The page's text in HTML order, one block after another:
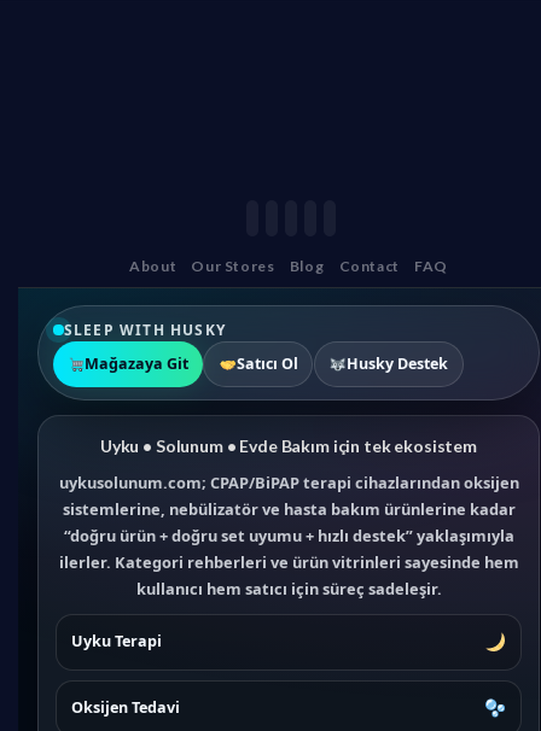
About Our Stores Blog Contact FAQ
SLEEP WITH HUSKY
Mağazaya Git
Satıcı Ol Husky Destek
Uyku • Solunum • Evde Bakım için tek ekosistem
uykusolunum.com; CPAP/BiPAP terapi cihazlarından oksijen
sistemlerine, nebülizatör ve hasta bakım ürünlerine kadar
“doğru ürün + doğru set uyumu + hızlı destek” yaklaşımıyla
ilerler. Kategori rehberleri ve ürün vitrinleri sayesinde hem
kullanıcı hem satıcı için süreç sadeleşir.
Uyku Terapi
Oksijen Tedavi